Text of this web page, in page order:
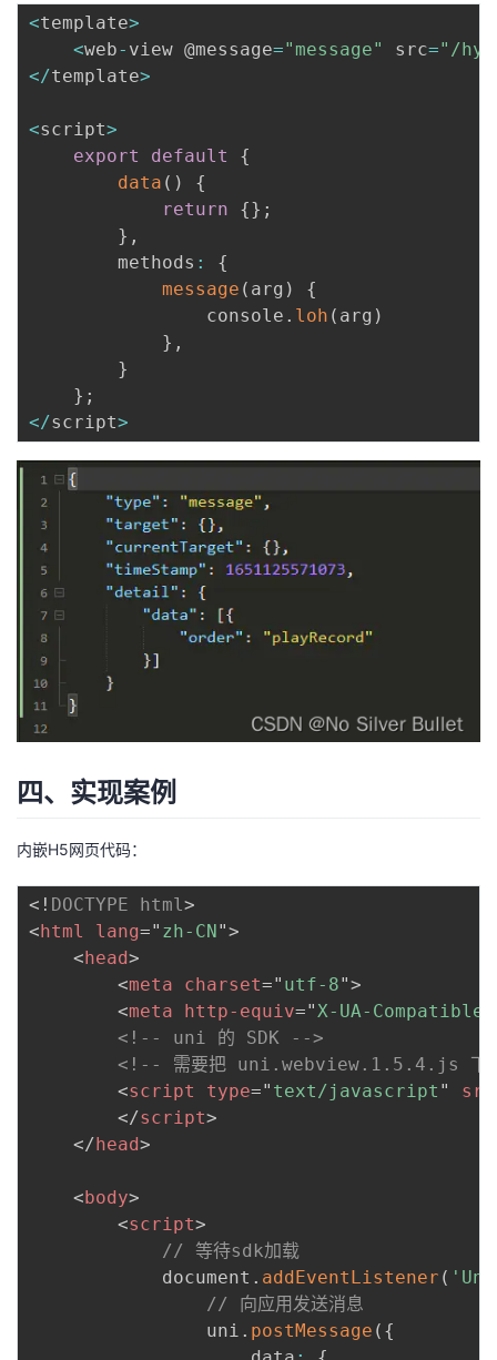
<template>
<web- view @message="message" src="/
</template>
<script>
export
default
{
data ( )
{
return
{} ;
} ,
        methods
:
{
message ( arg )
{
                console
. loh ( arg )
} ,
}
} ;
</script>
四、实现案例
内嵌H5网页代码：
<! DOCTYPE html >
<html lang=" zh-CN">
<head>
<meta charset=" utf-8">
<meta http-equiv=" X-UA-Compatible
<!-- uni 的 SDK -->
<!-- 需要把 uni.webview.1.5.4.js 下载
<script type=" text/javascript " src
</script>
</head>
<body>
<script>
// 等待sdk加载
            document
. addEventListener (
// 向应用发送消息
                uni
. postMessage ( {